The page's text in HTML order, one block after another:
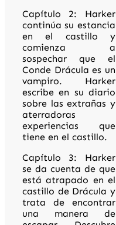
Capítulo 2: Harker
continúa su estancia
en el castillo y
comienza a
sospechar que el
Conde Drácula es un
vampiro. Harker
escribe en su diario
sobre las extrañas y
aterradoras
experiencias que
tiene en el castillo.
Capítulo 3: Harker
se da cuenta de que
está atrapado en el
castillo de Drácula y
trata de encontrar
una manera de